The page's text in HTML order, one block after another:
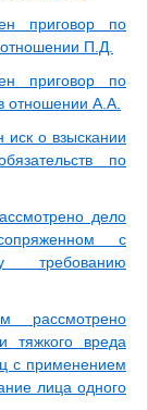
приговор по
П.Д.
приговор по
отношении А.А.
иск о взыскании
по
дело
с
требованию
рассмотрено
тяжкого вреда
с применением
лица одного